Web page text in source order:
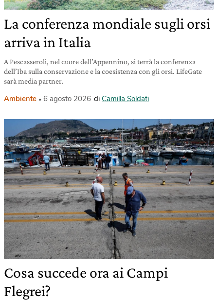
La conferenza mondiale sugli orsi
arriva in Italia
A Pescasseroli, nel cuore dell’Appennino, si terrà la conferenza
dell’Iba sulla conservazione e la coesistenza con gli orsi. LifeGate
sarà media partner.
Ambiente 6 agosto 2026 di Camilla Soldati
Cosa succede ora ai Campi
Flegrei?